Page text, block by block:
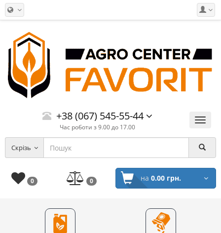
Меню
+38 (067) 545-55-44
Час роботи з 9.00 до 17.00
Скрізь
0 0 на 0.00 грн.